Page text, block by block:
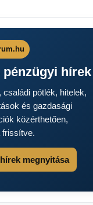
pénzügyi hírek
családi pótlék, hitelek,
és gazdasági
közérthetően,
frissítve.
megnyitása